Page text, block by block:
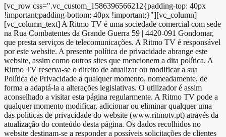
[vc_row css=".vc_custom_1586396566212{padding-top: 40px
!important;padding-bottom: 40px !important;}"][vc_column]
[vc_column_text] A Ritmo TV é uma sociedade comercial com sede
na Rua Combatentes da Grande Guerra 59 | 4420-091 Gondomar,
que presta serviços de telecomunicações. A Ritmo TV é responsável
por este website. A presente política de privacidade abrange este
website, assim como outros sites que mencionem a dita política. A
Ritmo TV reserva-se o direito de atualizar ou modificar a sua
Política de Privacidade a qualquer momento, nomeadamente, de
forma a adaptá-la a alterações legislativas. O utilizador é assim
aconselhado a visitar esta página regularmente. A Ritmo TV pode a
qualquer momento modificar, adicionar ou eliminar qualquer uma
das políticas de privacidade do website (www.ritmotv.pt) através da
atualização do conteúdo desta página. Os dados recolhidos no
website destinam-se a responder a possíveis solicitações de clientes